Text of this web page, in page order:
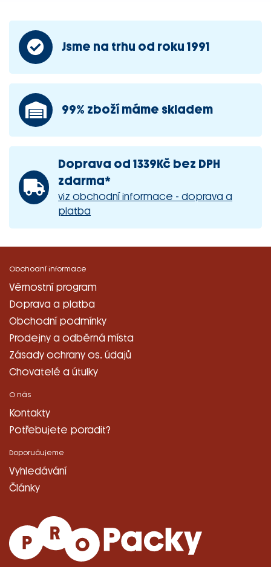
Jsme na trhu od roku 1991
99% zboží máme skladem
Doprava od 1339Kč bez DPH
zdarma*
viz obchodní informace - doprava a
platba
Obchodní informace
Věrnostní program
Doprava a platba
Obchodní podmínky
Prodejny a odběrná místa
Zásady ochrany os. údajů
Chovatelé a útulky
O nás
Kontakty
Potřebujete poradit?
Doporučujeme
Vyhledávání
Články